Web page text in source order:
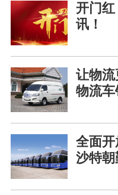
开门
讯！
让物
物流
全面开
沙特